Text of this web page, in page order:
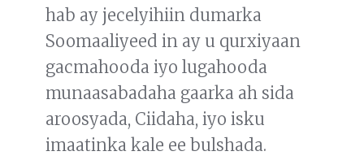
hab ay jecelyihiin dumarka
Soomaaliyeed in ay u qurxiyaan
gacmahooda iyo lugahooda
munaasabadaha gaarka ah sida
aroosyada, Ciidaha, iyo isku
imaatinka kale ee bulshada.